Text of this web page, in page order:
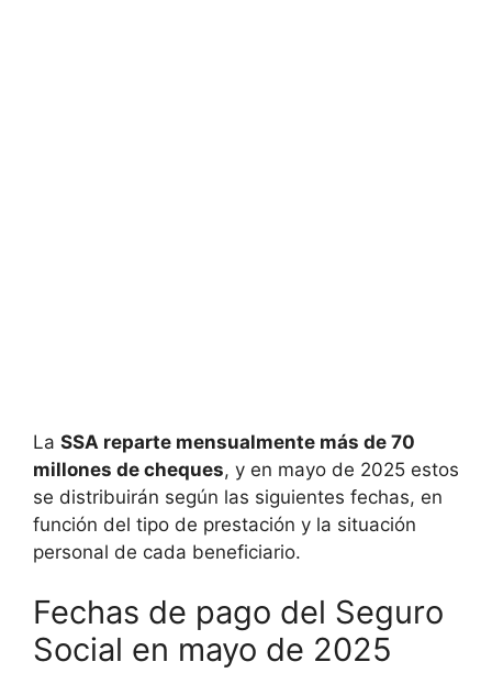
La SSA reparte mensualmente más de 70
millones de cheques, y en mayo de 2025 estos
se distribuirán según las siguientes fechas, en
función del tipo de prestación y la situación
personal de cada beneficiario.
Fechas de pago del Seguro
Social en mayo de 2025